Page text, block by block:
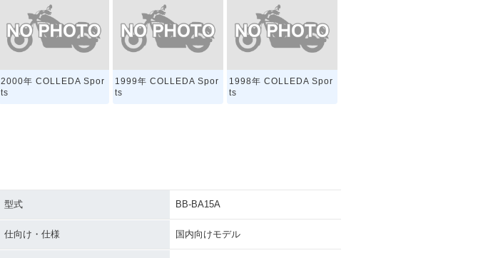
2000年 COLLEDA Spor
ts
1999年 COLLEDA Spor
ts
1998年 COLLEDA Spor
ts
型式 BB-BA15A
仕向け・仕様 国内向けモデル